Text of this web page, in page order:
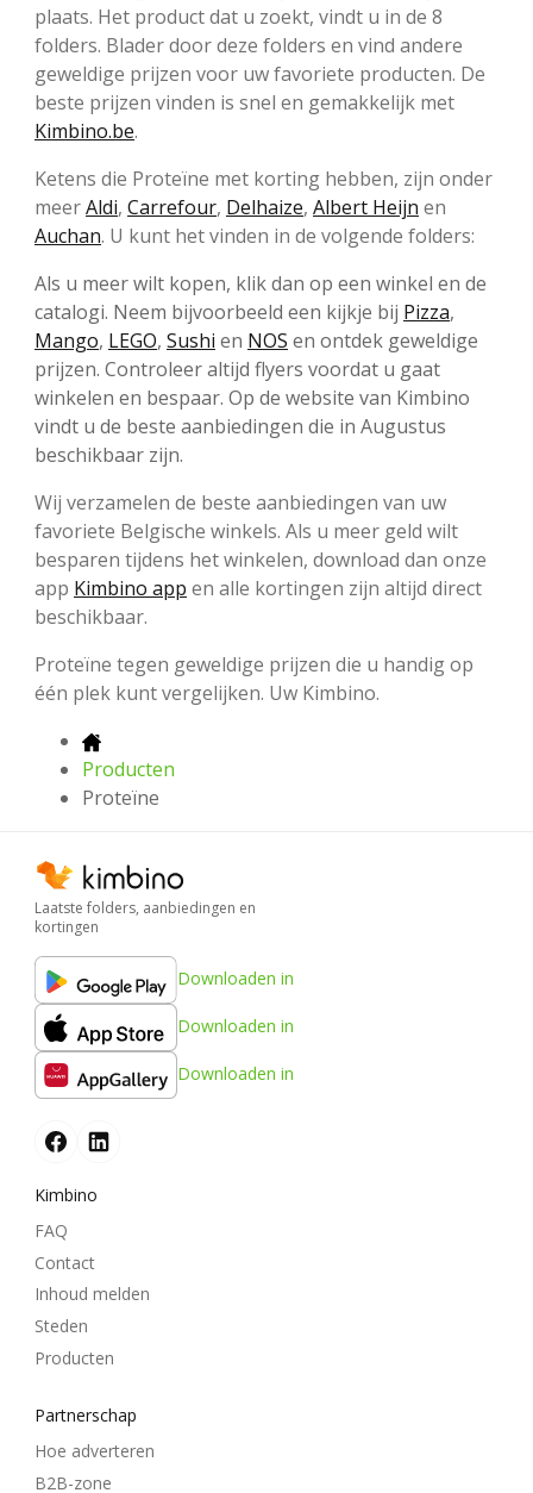
plaats. Het product dat u zoekt, vindt u in de 8
folders. Blader door deze folders en vind andere
geweldige prijzen voor uw favoriete producten. De
beste prijzen vinden is snel en gemakkelijk met
Kimbino.be.
Ketens die Proteïne met korting hebben, zijn onder
meerAldi, Carrefour, Delhaize, Albert Heijn en
Auchan. U kunt het vinden in de volgende folders:
Als u meer wilt kopen, klik dan op een winkel en de
catalogi. Neem bijvoorbeeld een kijkje bij Pizza,
Mango, LEGO, Sushi en NOS en ontdek geweldige
prijzen. Controleer altijd flyers voordat u gaat
winkelen en bespaar. Op de website van Kimbino
vindt u de beste aanbiedingen die in Augustus
beschikbaar zijn.
Wij verzamelen de beste aanbiedingen van uw
favoriete Belgische winkels. Als u meer geld wilt
besparen tijdens het winkelen, download dan onze
app Kimbino app en alle kortingen zijn altijd direct
beschikbaar.
Proteïne tegen geweldige prijzen die u handig op
één plek kunt vergelijken. Uw Kimbino.
Producten
Proteïne
Laatste folders, aanbiedingen en
kortingen
Downloaden in
Downloaden in
Downloaden in
Kimbino
FAQ
Contact
Inhoud melden
Steden
Producten
Partnerschap
Hoe adverteren
B2B-zone